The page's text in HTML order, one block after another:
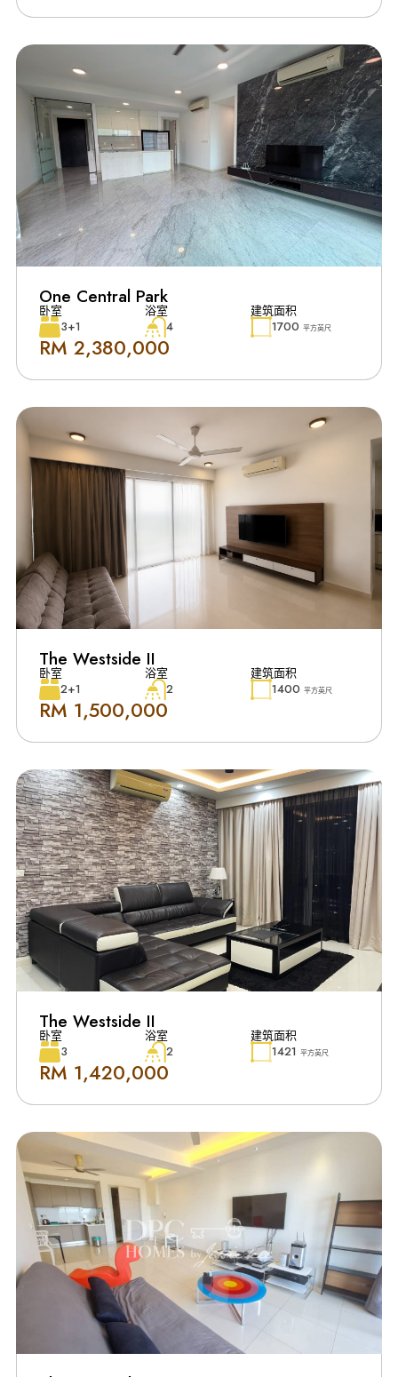
One Central Park
卧室
3+1
浴室
4
建筑面积
1700 平方英尺
RM 2,380,000
The Westside II
卧室
2+1
浴室
2
建筑面积
1400 平方英尺
RM 1,500,000
The Westside II
卧室
3
浴室
2
建筑面积
1421 平方英尺
RM 1,420,000